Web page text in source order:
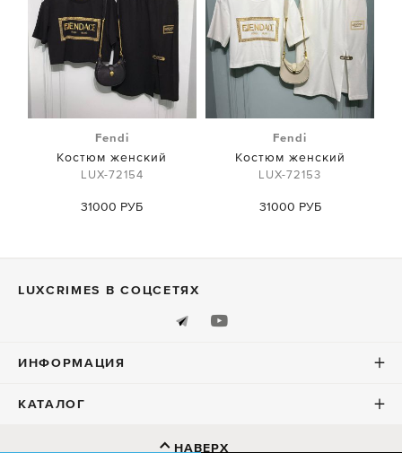
Fendi
Костюм женский
LUX-72154
31000 РУБ
Fendi
Костюм женский
LUX-72153
31000 РУБ
LUXСRIMES В СОЦСЕТЯХ
ИНФОРМАЦИЯ
КАТАЛОГ
НАВЕРХ